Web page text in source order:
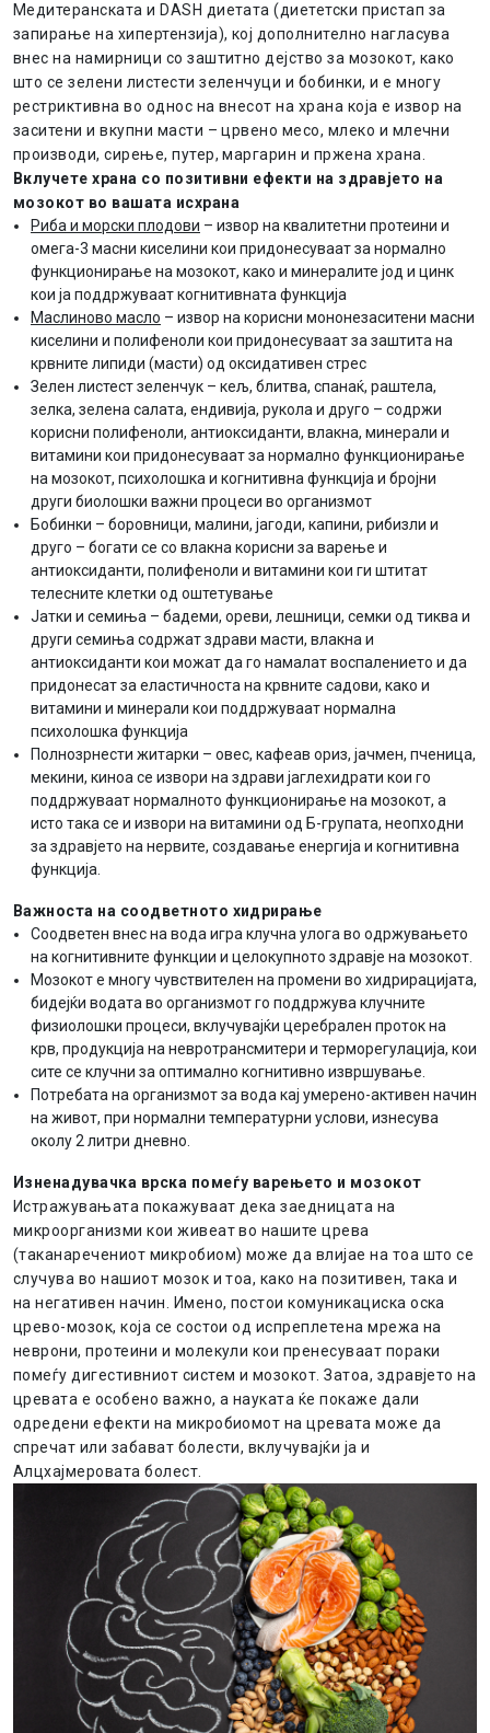
Медитеранската и DASH диетата (диететски пристап за
запирање на хипертензија), кој дополнително нагласува
внес на намирници со заштитно дејство за мозокот, како
што се зелени листести зеленчуци и бобинки, и е многу
рестриктивна во однос на внесот на храна која е извор на
заситени и вкупни масти – црвено месо, млеко и млечни
производи, сирење, путер, маргарин и пржена храна.
Вклучете храна со позитивни ефекти на здравјето на
мозокот во вашата исхрана
Риба и морски плодови – извор на квалитетни протеини и
омега-3 масни киселини кои придонесуваат за нормално
функционирање на мозокот, како и минералите јод и цинк
кои ја поддржуваат когнитивната функција
Mаслиново масло – извор на корисни мононезаситени масни
киселини и полифеноли кои придонесуваат за заштита на
крвните липиди (масти) од оксидативен стрес
Зелен листест зеленчук – кељ, блитва, спанаќ, раштела,
зелка, зелена салата, ендивија, рукола и друго – содржи
корисни полифеноли, антиоксиданти, влакна, минерали и
витамини кои придонесуваат за нормално функционирање
на мозокот, психолошка и когнитивна функција и бројни
други биолошки важни процеси во организмот
Бобинки – боровници, малини, јагоди, капини, рибизли и
друго – богати се со влакна корисни за варење и
антиоксиданти, полифеноли и витамини кои ги штитат
телесните клетки од оштетување
Јатки и семиња – бадеми, ореви, лешници, семки од тиква и
други семиња содржат здрави масти, влакна и
антиоксиданти кои можат да го намалат воспалението и да
придонесат за еластичноста на крвните садови, како и
витамини и минерали кои поддржуваат нормална
психолошка функција
Полнозрнести житарки – овес, кафеав ориз, јачмен, пченица,
мекини, киноа се извори на здрави јаглехидрати кои го
поддржуваат нормалното функционирање на мозокот, а
исто така се и извори на витамини од Б-групата, неопходни
за здравјето на нервите, создавање енергија и когнитивна
функција.
Важноста на соодветното хидрирање
Соодветен внес на вода игра клучна улога во одржувањето
на когнитивните функции и целокупното здравје на мозокот.
Мозокот е многу чувствителен на промени во хидрирацијата,
бидејќи водата во организмот го поддржува клучните
физиолошки процеси, вклучувајќи церебрален проток на
крв, продукција на невротрансмитери и терморегулација, кои
сите се клучни за оптимално когнитивно извршување.
Потребата на организмот за вода кај умерено-активен начин
на живот, при нормални температурни услови, изнесува
околу 2 литри дневно.
Изненадувачка врска помеѓу варењето и мозокот
Истражувањата покажуваат дека заедницата на
микроорганизми кои живеат во нашите црева
(таканаречениот микробиом) може да влијае на тоа што се
случува во нашиот мозок и тоа, како на позитивен, така и
на негативен начин. Имено, постои комуникациска оска
црево-мозок, која се состои од испреплетена мрежа на
неврони, протеини и молекули кои пренесуваат пораки
помеѓу дигестивниот систем и мозокот. Затоа, здравјето на
цревата е особено важно, а науката ќе покаже дали
одредени ефекти на микробиомот на цревата може да
спречат или забават болести, вклучувајќи ја и
Алцхајмеровата болест.